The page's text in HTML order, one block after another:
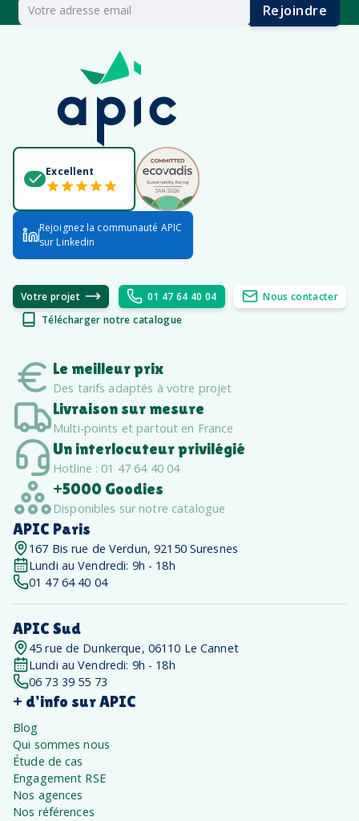
Rejoindre
Excellent
Rejoignez la communauté APIC
sur Linkedin
Votre projet 01 47 64 40 04
Nous contacter
Télécharger notre catalogue
Le meilleur prix
Des tarifs adaptés à votre projet
Livraison sur mesure
Multi-points et partout en France
Un interlocuteur privilégié
Hotline : 01 47 64 40 04
+5000 Goodies
Disponibles sur notre catalogue
APIC Paris
167 Bis rue de Verdun, 92150 Suresnes
Lundi au Vendredi: 9h - 18h
01 47 64 40 04
APIC Sud
45 rue de Dunkerque, 06110 Le Cannet
Lundi au Vendredi: 9h - 18h
06 73 39 55 73
+ d'info sur APIC
Blog
Qui sommes nous
Étude de cas
Engagement RSE
Nos agences
Nos références